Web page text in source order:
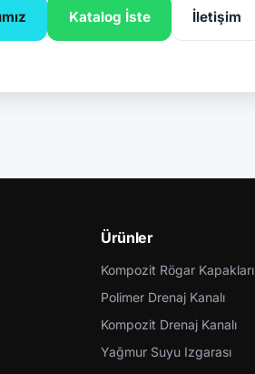
Katalog İste İletişim
Ürünler
Kompozit Rögar Kapakları
Polimer Drenaj Kanalı
Kompozit Drenaj Kanalı
Yağmur Suyu Izgarası